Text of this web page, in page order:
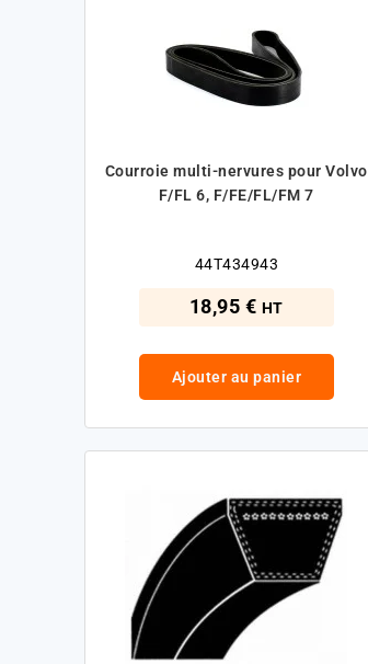
Courroie multi-nervures pour Volvo
F/FL 6, F/FE/FL/FM 7
44T434943
18,95 € HT
Ajouter au panier